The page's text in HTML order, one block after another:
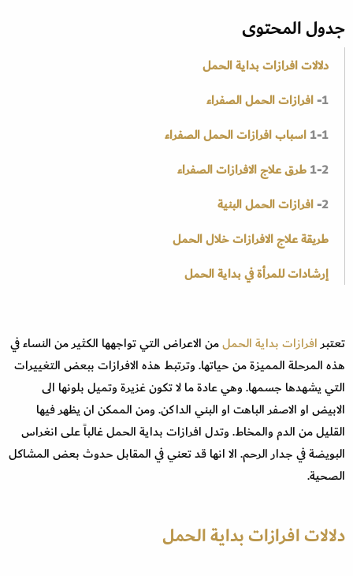
جدول المحتوى
دلالات افرازات بداية الحمل
1- افرازات الحمل الصفراء
1-1اسباب افرازات الحمل الصفراء
1-2طرق علاج الافرازات الصفراء
2- افرازات الحمل البنية
طريقة علاج الافرازات خلال الحمل
إرشادات للمرأة في بداية الحمل
تعتبرافرازات بداية الحملمن الاعراض التي تواجهها الكثير من النساء في
هذه المرحلة المميزة من حياتها. وترتبط هذه الافرازات ببعض التغييرات
التي يشهدها جسمها. وهي عادة ما لا تكون غزيرة وتميل بلونها الى
الابيض او الاصفر الباهت او البني الداكن. ومن الممكن ان يظهر فيها
القليل من الدم والمخاط. وتدل افرازات بداية الحمل غالباً على انغراس
البويضة في جدار الرحم. الا انها قد تعني في المقابل حدوث بعض المشاكل
الصحية.
دلالات افرازات بداية الحمل